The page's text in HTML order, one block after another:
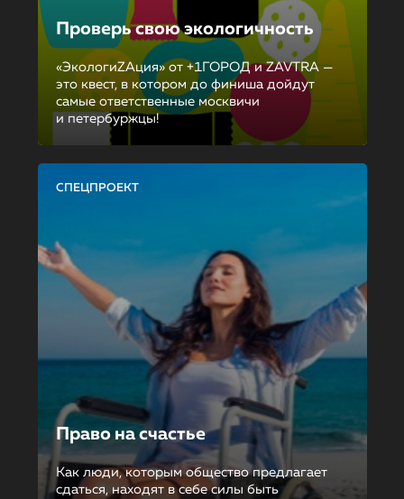
Проверь свою экологичность
«ЭкологиZAция» от +1ГОРОД и ZAVTRA —
это квест, в котором до финиша дойдут
самые ответственные москвичи
и петербуржцы!
СПЕЦПРОЕКТ
Право на счастье
Как люди, которым общество предлагает
сдаться, находят в себе силы быть